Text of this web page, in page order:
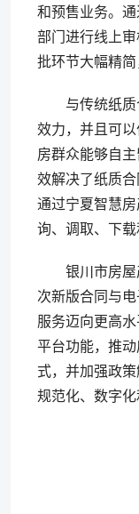
和预售业务。
部门进行线上
批环节大幅精简
与传统纸
效力，并且可
房群众能够自
效解决了纸质
通过宁夏智慧
询、调取、下载
银川市房
次新版合同与
服务迈向更高
平台功能，推
式，并加强政
规范化、数字化